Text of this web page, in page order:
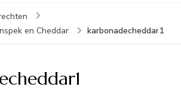
en Cheddar
karbonadecheddar1